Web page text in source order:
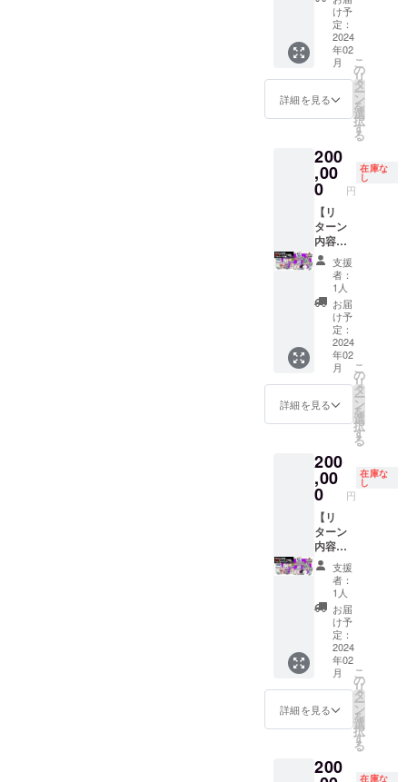
ターン
プラン
のご紹
介」を
ご覧く
ださ
い。
どちら
かを選
択して
いただ
けま
す。 ※
クリア
「リ
ターン
プラン
介」を
ご覧く
ださ
い。 ※T
シャツ
の詳細
は「リ
ターン
プラン
のご紹
介」を
ご覧く
ださ
い。
細は
「リ
ターン
プラン
のご紹
介」を
ご覧く
ださ
の詳細
は「リ
ターン
プラン
のご紹
介」を
ご覧く
ださ
い。
m）」
のどち
らかを
選択し
ていた
だけま
す。
※PC版
からダ
ウン
ロード
してい
ただけ
ます。
※「サウ
ンドト
ラッ
ク」
は、
「Stea
m版 DL
キー」
または
「ファ
イルス
トレー
ジから
ド」の
どちら
かを選
択して
いただ
けま
す。 ※
クリア
ファイ
ルの詳
細は
「リ
ターン
プラン
のご紹
介」を
ご覧く
ださ
い。 ※T
は「リ
詳細は
「リ
ターン
プラン
のご紹
介」を
ご覧く
ださ
ム本
体：DL
コー
ド」
は、
「Ninte
ndo
Switch
用」ま
たは
「PC用
（Stea
m）」
のどち
らかを
選択し
ていた
だけま
す。
Steam
からダ
ウン
ロード
してい
ただけ
ます。
※「サウ
ンドト
ラッ
ク」
は、
「Stea
m版 DL
キー」
または
「ファ
イルス
トレー
ロー
入くだ
さい。
いずれ
か一方
を省略
された
場合、
弊社が
で補完
いたし
ます。 -
-----------
-----------
-----------
-----------
-------- ※
旅費は
実費と
なりま
す。愛
知県江
南市ま
でお越
しいた
だける
方のみ
ご購入
複製原
画イラ
スト
キャン
バス
アート
の詳細
は「リ
ターン
プラン
のご紹
介」を
ご覧く
ださ
い。 ※
サンソ
フト会
員証の
詳細は
プラン
・日本
語表
記： ・
アル
ファ
ベット
表記：
日本語
ファ
ベット
表記の
少なく
とも１
つは必
ずご記
入くだ
さい。
いずれ
か一方
を省略
された
場合、
弊社が
推奨す
る表記
で補完
いたし
-----------
-----------
-----------
-------- ※
旅費は
実費と
なりま
す。愛
知県江
南市ま
でお越
しいた
だける
方のみ
ご購入
くださ
い。 ※
複製原
画イラ
バス
デザイ
ンTシャ
ツ ・お
礼メッ
セージ
【備考
欄にご
記入い
①：
ゲーム
内に表
示する
お名前
（ニッ
クネー
ム可）
をご記
入くだ
さい。
・日本
語表
記： ・
アル
ファ
ベット
表記：
日本語
ファ
ベット
表記の
少なく
とも１
つは必
ずご記
入くだ
さい。
いずれ
か一方
を省略
された
場合、
弊社が
推奨す
る表記
で補完
いたし
-----------
ドト
ラック
［一般
販売予
定価
格：未
定］ ・
PC・ス
クリア
ファイ
ル 3種
セット
・CF限
定記念
ピン
ズ 3種
セット
・オリ
ジナル
デザイ
ンTシャ
ツ ・お
礼メッ
セージ
【備考
欄にご
記入い
①：
ゲーム
内に表
示する
お名前
（ニッ
クネー
ム可）
をご記
入くだ
さい。
・日本
語表
記： ・
アル
ファ
ベット
表記：
日本語
ファ
ド」ス
テッ
カー ・
ゲーム
本体：
DLコー
ド x 1点
［一般
格：
1,100
円］ ・
サウン
ドト
ラック
［一般
販売予
定価
格：未
定］ ・
PC・ス
マホ用
壁紙 ・
クリア
ファイ
ル 3種
セット
・CF限
ズ 3種
セット
・オリ
ジナル
デザイ
ンTシャ
ツ ・お
礼メッ
セージ
【備考
欄にご
記入い
ただく
内容】
①：
ゲーム
内に表
示する
お名前
ム可）
FTヒス
トリー
本『サ
ンソフ
ト大全
（仮）
』 ・
トート
ム内ク
レジッ
トにお
名前掲
載
（大）
（※①）
・
「リッ
プルア
イラン
ド」ス
テッ
カー ・
ゲーム
本体：
DLコー
ド x 1点
［一般
格：
1,100
円］ ・
サウン
ドト
ラック
［一般
販売予
定価
格：未
定］ ・
PC・ス
マホ用
壁紙 ・
クリア
ファイ
ル 3種
セット
・CF限
ズ 3種
けん先
生直筆
サイン
入り色
（小）
「東海
道五十
原画イ
ラス
ト
キャン
バス
アート
・サン
ソフト
会員証
SUNSO
FTヒス
トリー
本『サ
ンソフ
ト クロ
ニク
ル』 ・
トート
ム内ク
レジッ
トにお
名前掲
載
（大）
（※①）
・
「リッ
プルア
イラン
ド」ス
テッ
カー ・
ゲーム
本体：
DLコー
ド x 1点
［一般
格：
け予
定：
2024
年02
月
詳細を見る
こ
の
リ
タ
ー
ン
を
選
択
す
る
200
,00
0 円
在庫な
し
【リ
ターン
内容】
・もり
けん先
生直筆
サイン
入り色
紙「マ
ドゥー
ラの
翼」 ・
複製原
画イラ
スト
アート
・サン
ソフト
会員証
・
SUNSO
FTヒス
トリー
本『サ
ンソフ
ト大全
（仮）
』 ・
トート
バッグ
・ゲー
ム内ク
レジッ
トにお
（大）
支援
者：
1人
お届
け予
定：
2024
年02
月
詳細を見る
こ
の
リ
タ
ー
ン
を
選
択
す
る
200
,00
0 円
在庫な
し
【リ
ターン
内容】
・もり
けん先
生直筆
サイン
入り色
「リッ
プルア
イラン
ド」 ・
複製原
画イラ
バス
支援
者：
1人
お届
け予
定：
2024
年02
月
詳細を見る
こ
の
リ
タ
ー
ン
を
選
択
す
る
200 在庫な